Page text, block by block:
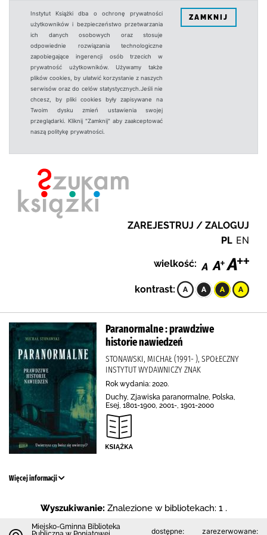
Instytut Książki dba o ochronę prywatności
użytkowników i bezpieczeństwo przetwarzania
ich danych osobowych oraz stosuje
odpowiednie rozwiązania technologiczne
zapobiegające ingerencji osób trzecich w
prywatność użytkowników. Używamy także
plików cookies, by ułatwić korzystanie z naszych
serwisów oraz do celów statystycznych.Jeśli nie
chcesz, by pliki cookies były zapisywane na
Twoim dysku zmień ustawienia swojej
przeglądarki. Kliknij "Zamknij" aby zaakceptować
naszą politykę prywatności.
ZAMKNIJ
ZAREJESTRUJ / ZALOGUJ
PL EN
wielkość:
kontrast:
Paranormalne : prawdziwe
historie nawiedzeń
STONAWSKI, MICHAŁ (1991- ), SPOŁECZNY
INSTYTUT WYDAWNICZY ZNAK
Rok wydania: 2020.
Duchy, Zjawiska paranormalne, Polska,
Esej, 1801-1900, 2001-, 1901-2000
Więcej informacji
Wyszukiwanie: Znalezione w bibliotekach: 1 .
Miejsko-Gminna Biblioteka
dostępne: zarezerwowane: